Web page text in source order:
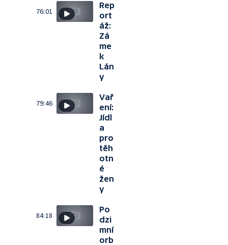
76:01
Rep
ort
áž:
Zá
me
k
Lán
y
79:46
Vař
ení:
Jídl
a
pro
těh
otn
é
žen
y
84:18
Po
dzi
mní
orb